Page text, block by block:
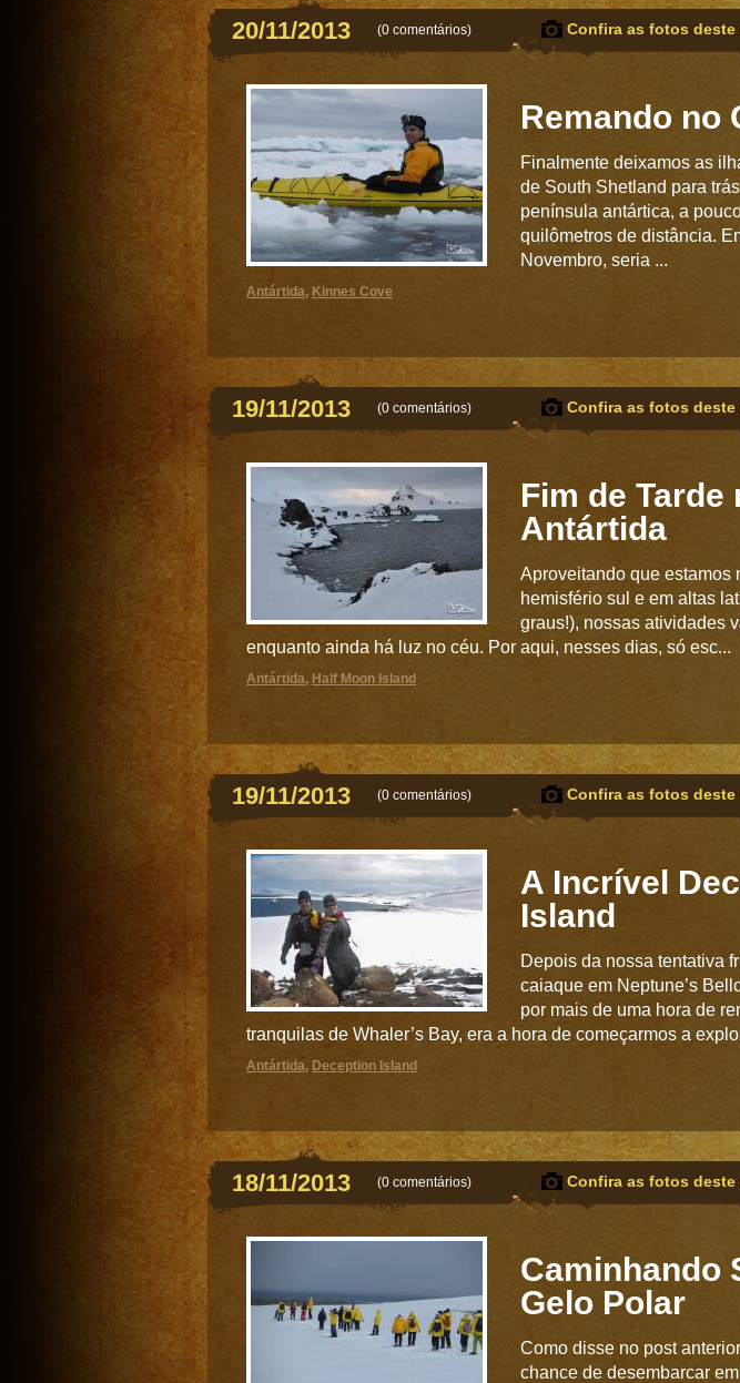
20/11/2013 (0 comentários) Confira as fotos deste
Remando no
Finalmente deixamos as
de South Shetland para
península antártica, a
quilômetros de distância.
Novembro, seria ...
Antártida, Kinnes Cove
19/11/2013 (0 comentários) Confira as fotos deste
Fim de Tarde
Antártida
Aproveitando que estamos
hemisfério sul e em altas
graus!), nossas atividades
enquanto ainda há luz no céu. Por aqui, nesses dias, só esc...
Antártida, Half Moon Island
19/11/2013 (0 comentários) Confira as fotos deste
A Incrível
Island
Depois da nossa tentativa
caiaque em Neptune’s
por mais de uma hora de
tranquilas de Whaler’s Bay, era a hora de começarmos a
Antártida, Deception Island
18/11/2013 (0 comentários) Confira as fotos deste
Caminhando
Gelo Polar
Como disse no post
chance de desembarcar